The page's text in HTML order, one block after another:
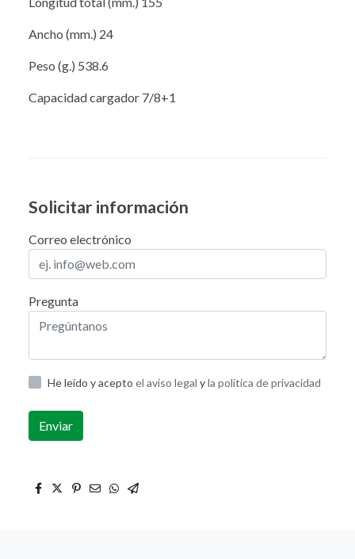
Ancho (mm.) 24
Peso (g.) 538.6
Capacidad cargador 7/8+1
Solicitar información
Correo electrónico
Pregunta
He leído y acepto el aviso legal yla política de privacidad
Enviar